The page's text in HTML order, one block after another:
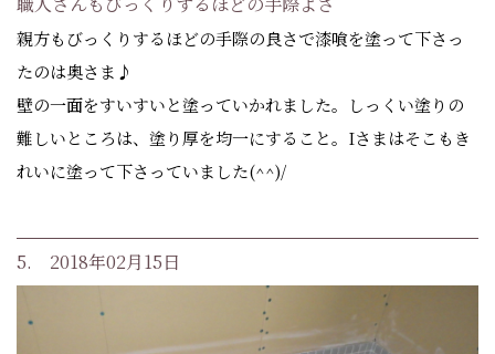
親方もびっくりするほどの手際の良さで漆喰を塗って下さっ
たのは奥さま♪
壁の一面をすいすいと塗っていかれました。しっくい塗りの
難しいところは、塗り厚を均一にすること。Iさまはそこもき
れいに塗って下さっていました(^^)/
5. 2018年02月15日